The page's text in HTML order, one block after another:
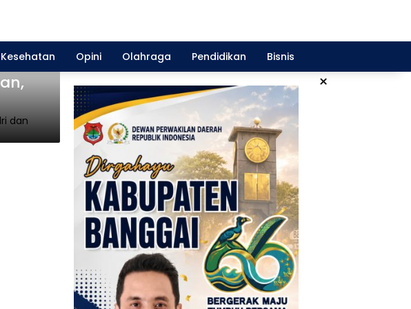
Kesehatan Opini Olahraga Pendidikan Bisnis
×